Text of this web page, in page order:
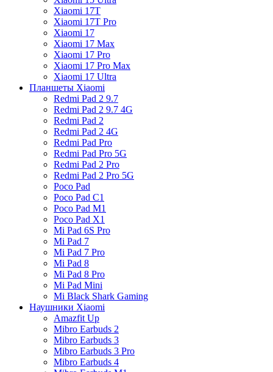
Xiaomi 17T
Xiaomi 17T Pro
Xiaomi 17
Xiaomi 17 Max
Xiaomi 17 Pro
Xiaomi 17 Pro Max
Xiaomi 17 Ultra
Планшеты Xiaomi
Redmi Pad 2 9.7
Redmi Pad 2 9.7 4G
Redmi Pad 2
Redmi Pad 2 4G
Redmi Pad Pro
Redmi Pad Pro 5G
Redmi Pad 2 Pro
Redmi Pad 2 Pro 5G
Poco Pad
Poco Pad C1
Poco Pad M1
Poco Pad X1
Mi Pad 6S Pro
Mi Pad 7
Mi Pad 7 Pro
Mi Pad 8
Mi Pad 8 Pro
Mi Pad Mini
Mi Black Shark Gaming
Наушники Xiaomi
Amazfit Up
Mibro Earbuds 2
Mibro Earbuds 3
Mibro Earbuds 3 Pro
Mibro Earbuds 4